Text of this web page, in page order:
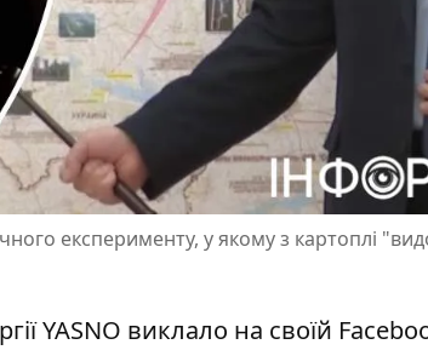
експерименту, у якому з картоплі
YASNO виклало на своїй